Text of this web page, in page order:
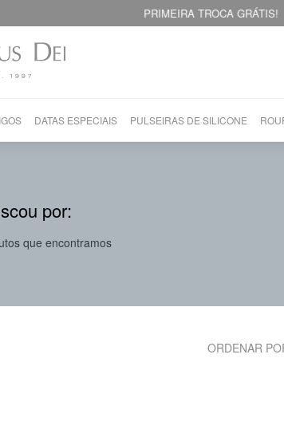
PRIMEIRA TROCA GRÁTIS!
DATAS ESPECIAIS PULSEIRAS DE SILICONE
por:
que encontramos
ORDENAR